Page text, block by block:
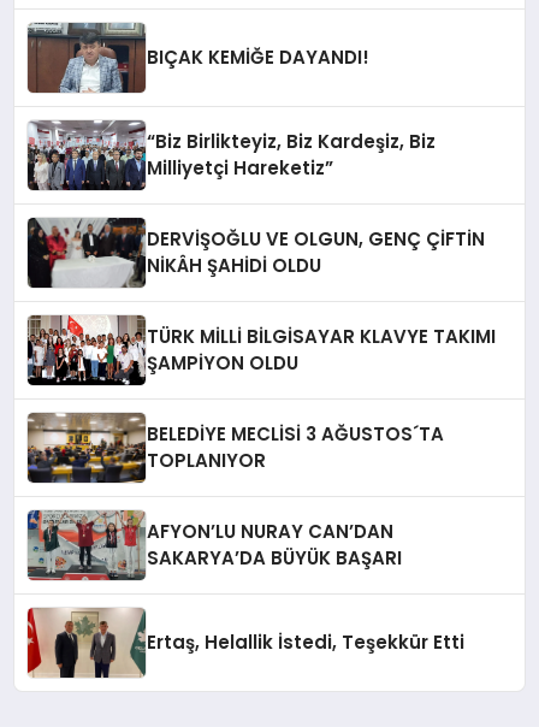
BIÇAK KEMİĞE DAYANDI!
“Biz Birlikteyiz, Biz Kardeşiz, Biz
Milliyetçi Hareketiz”
DERVİŞOĞLU VE OLGUN, GENÇ ÇİFTİN
NİKÂH ŞAHİDİ OLDU
TÜRK MİLLİ BİLGİSAYAR KLAVYE TAKIMI
ŞAMPİYON OLDU
BELEDİYE MECLİSİ 3 AĞUSTOS´TA
TOPLANIYOR
AFYON’LU NURAY CAN’DAN
SAKARYA’DA BÜYÜK BAŞARI
Ertaş, Helallik İstedi, Teşekkür Etti